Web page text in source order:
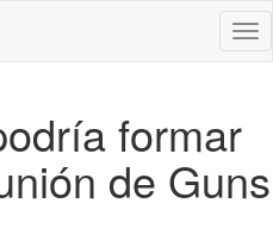
formar
de Guns